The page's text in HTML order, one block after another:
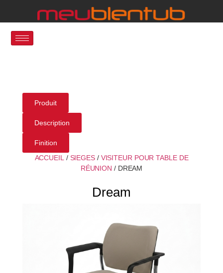
Produit
Description
Finition
ACCUEIL / SIEGES/ VISITEUR POUR TABLE DE
RÉUNION / DREAM
Dream